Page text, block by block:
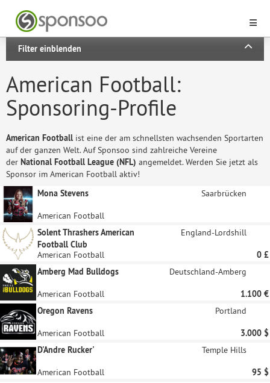
Filter einblenden
American Football:
Sponsoring-Profile
American Football ist eine der am schnellsten wachsenden Sportarten
auf der ganzen Welt. Auf Sponsoo sind zahlreiche Vereine
der National Football League (NFL) angemeldet. Werden Sie jetzt als
Sponsor im American Football aktiv!
Mona Stevens
Saarbrücken
American Football
Solent Thrashers American
Football Club
England-Lordshill
American Football
0 £
Amberg Mad Bulldogs
Deutschland-Amberg
American Football
1.100 €
Oregon Ravens
Portland
American Football
3.000 $
D'Andre Rucker'
Temple Hills
American Football
95 $